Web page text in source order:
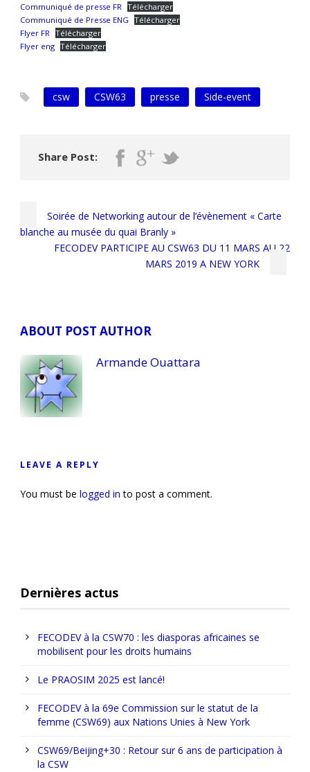
Communiqué de presse FR Télécharger
Communiqué de Presse ENG
Télécharger
Flyer FR Télécharger
Flyer eng Télécharger
csw CSW63 presse Side-event
Share Post:
Soirée de Networking autour de l’évènement « Carte
blanche au musée du quai Branly »
FECODEV PARTICIPE AU CSW63 DU 11 MARS AU 22
MARS 2019 A NEW YORK
ABOUT POST AUTHOR
Armande Ouattara
LEAVE A REPLY
You must be logged in to post a comment.
Dernières actus
FECODEV à la CSW70 : les diasporas africaines se
mobilisent pour les droits humains
Le PRAOSIM 2025 est lancé!
FECODEV à la 69e Commission sur le statut de la
femme (CSW69) aux Nations Unies à New York
CSW69/Beijing+30 : Retour sur 6 ans de participation à
la CSW